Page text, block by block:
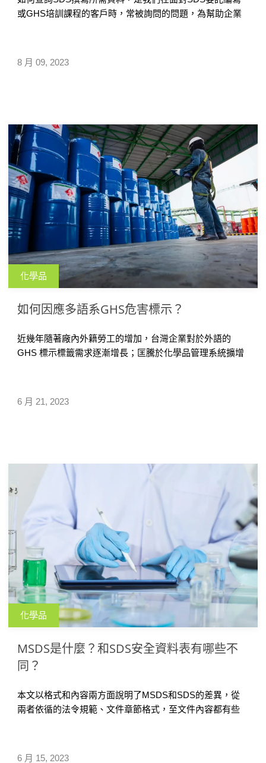
8 月 09, 2023
或GHS培訓課程的客戶時，常被詢問的問題，為幫助企業
的GHS/SDS 規範查找官方網站，供企業製作SDS參考。
化學品
如何因應多語系GHS危害標示？
6 月 21, 2023
近幾年隨著廠內外籍勞工的增加，台灣企業對於外語的
GHS 標示標籤需求逐漸增長；匡騰於化學品管理系統擴增
續新增其他語言如法文、西班牙文等，給予企業更多選
化學品
MSDS是什麼？和SDS安全資料表有哪些不
同？
6 月 15, 2023
本文以格式和內容兩方面說明了MSDS和SDS的差異，從
兩者依循的法令規範、文件章節格式，至文件內容都有些
一致且易於理解的化學品資訊，並符合 GHS 的要求。